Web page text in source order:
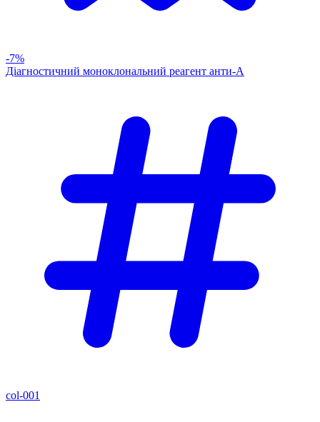
-7%
Діагностичний моноклональний реагент анти-А
col-001